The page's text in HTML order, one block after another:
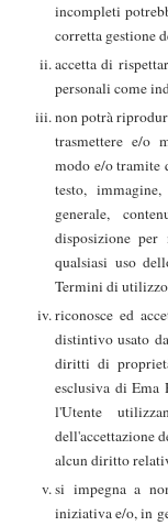
incompleti
corretta gestione
accetta di
personali come
non potrà
trasmettere e/o
modo e/o tramite
testo,
generale,
disposizione
qualsiasi uso
Termini di
riconosce ed
distintivo usato
diritti di
esclusiva di Ema
l'Utente
dell'accettazione
alcun diritto
si impegna a
iniziativa e/o, in